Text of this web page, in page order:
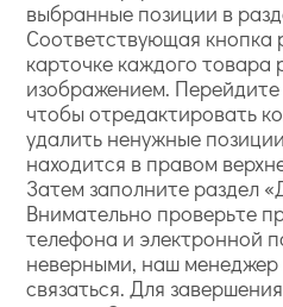
выбранные позиции в
Соответствующая кнопка
карточке каждого товара
изображением. Перейдите
чтобы отредактировать
удалить ненужные
находится в правом
Затем заполните раздел
Внимательно проверьте
телефона и электронной
неверными, наш менеджер
связаться. Для